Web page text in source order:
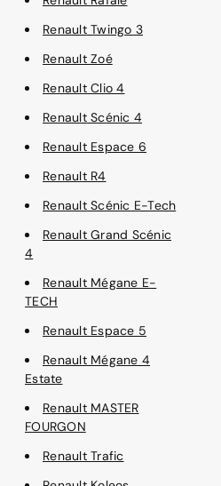
Renault Twingo 3
Renault Zoé
Renault Clio 4
Renault Scénic 4
Renault Espace 6
Renault R4
Renault Scénic E-Tech
Renault Grand Scénic
4
Renault Mégane E-
TECH
Renault Espace 5
Renault Mégane 4
Estate
Renault MASTER
FOURGON
Renault Trafic